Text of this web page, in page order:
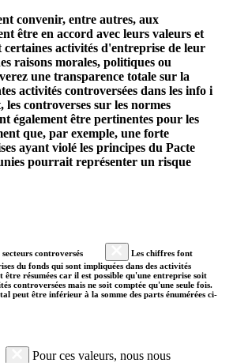
convenir, entre autres, aux
être en accord avec leurs valeurs et
certaines activités d'entreprise de leur
raisons morales, politiques ou
une transparence totale sur la
activités controversées dans les info i
les controverses sur les normes
également être pertinentes pour les
que, par exemple, une forte
ayant violé les principes du Pacte
pourrait représenter un risque
controversés
Les chiffres font
du fonds qui sont impliquées dans des activités
être résumées car il est possible qu'une entreprise soit
controversées mais ne soit comptée qu'une seule fois.
peut être inférieur à la somme des parts énumérées ci-
Pour ces valeurs, nous nous